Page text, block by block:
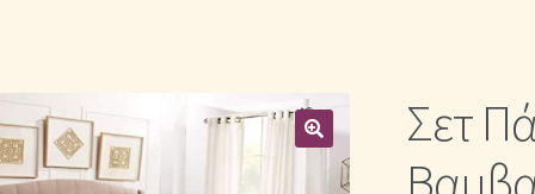
Μονόχρωμα Σετ Σεντόνια Μονόχρωμες Σετ